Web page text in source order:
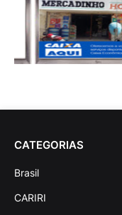
CATEGORIAS
Brasil
CARIRI